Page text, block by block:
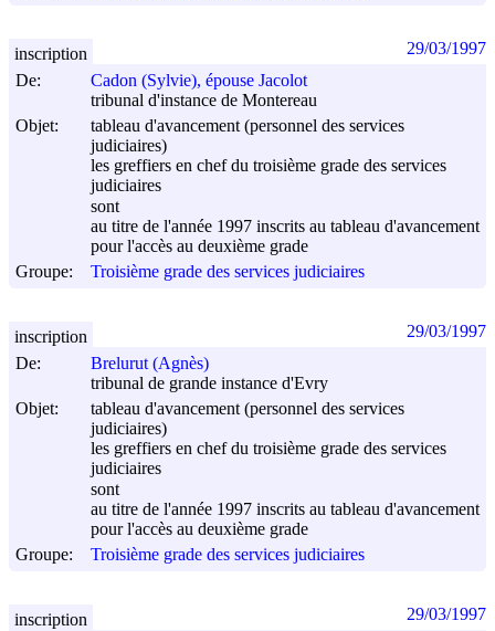
De:
Cadon (Sylvie), épouse Jacolot
tribunal d'instance de Montereau
Objet:
tableau d'avancement (personnel des services
judiciaires)
les greffiers en chef du troisième grade des services
judiciaires
sont
au titre de l'année 1997 inscrits au tableau d'avancement
pour l'accès au deuxième grade
Groupe:
Troisième grade des services judiciaires
inscription 29/03/1997
De:
Brelurut (Agnès)
tribunal de grande instance d'Evry
Objet:
tableau d'avancement (personnel des services
judiciaires)
les greffiers en chef du troisième grade des services
judiciaires
sont
au titre de l'année 1997 inscrits au tableau d'avancement
pour l'accès au deuxième grade
Groupe:
Troisième grade des services judiciaires
inscription 29/03/1997
inscription 29/03/1997